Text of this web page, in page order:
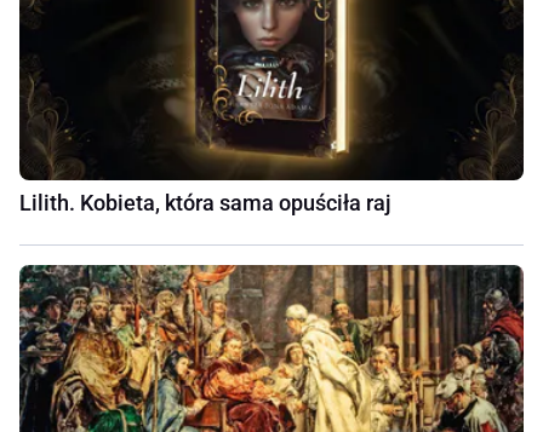
Lilith. Kobieta, która sama opuściła raj